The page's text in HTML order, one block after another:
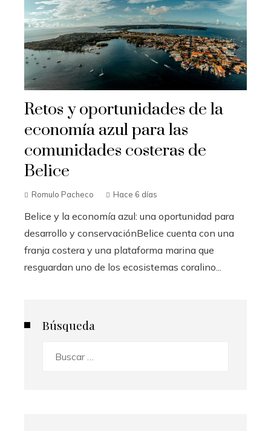
Retos y oportunidades de la
economía azul para las
comunidades costeras de
Belice
Romulo Pacheco Hace 6 días
Belice y la economía azul: una oportunidad para
desarrollo y conservaciónBelice cuenta con una
franja costera y una plataforma marina que
resguardan uno de los ecosistemas coralino...
Búsqueda